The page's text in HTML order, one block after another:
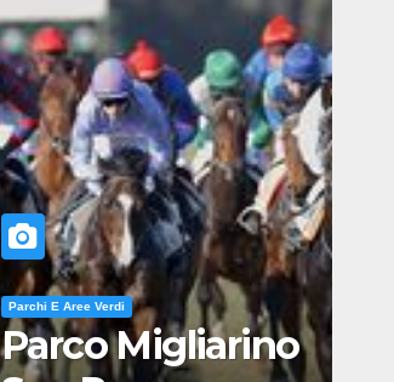
Parchi E Aree Verdi
Parco Migliarino